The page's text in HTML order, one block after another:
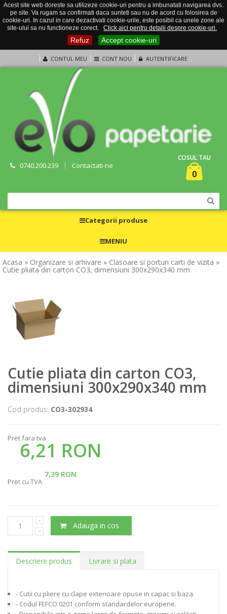
Acest site web doreste sa utilizeze cookie-uri pentru a imbunatati navigarea dvs.
pe site. Va rugam sa confirmati daca sunteti sau nu de acord cu folosirea de
cookie-uri. In cazul in care dezactivati cookie-urile, este posibil ca unele zone ale
site-ului sa nu functioneze corect.
Click aici pentru detalii despre cookie-uri.
Refuz Accept cookie-uri
CONTUL MEU CONT NOU AUTENTIFICARE
0740.200.239 Contactati-ne
COSUL TAU
0
Categorii produse
MENIU
Acasa » Organizare si arhivare » Clasoare si porturi carti de vizita »
Cutie pliata din carton CO3, dimensiuni 300x290x340 mm
Cutie pliata din carton CO3,
dimensiuni 300x290x340 mm
Cod produs: CO3-302934
Pret fara tva
6,21 RON
7,39 RON
Pret cu TVA
Adauga in cos
Descriere produs Livrare si plata
- Cutii cu pliere cu clape exterioare opuse in capac si baza.
- Codul FEFCO 0201 conform standardelor europene.